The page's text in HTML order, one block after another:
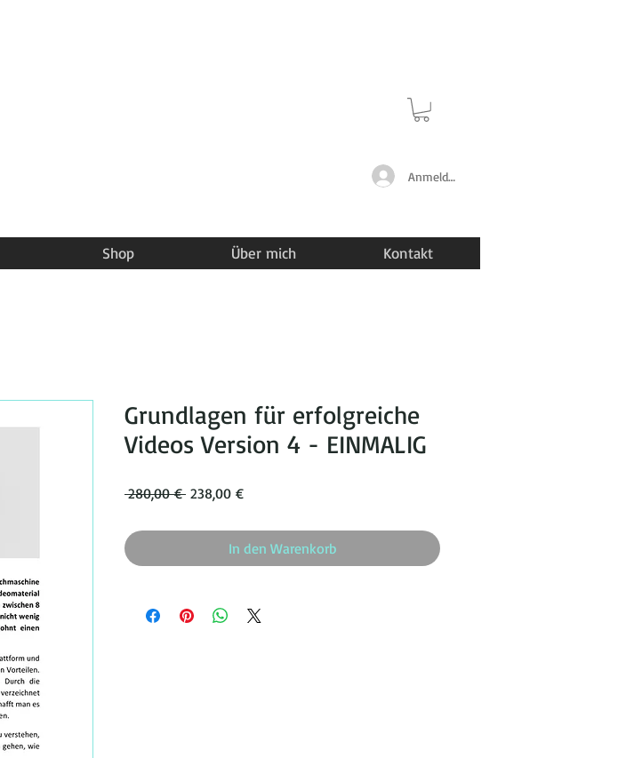
Anmelden
Shop Über mich Kontakt
Grundlagen für erfolgreiche
Videos Version 4 - EINMALIG
280,00 € Standardpreis
238,00 €Sale-
In den Warenkorb